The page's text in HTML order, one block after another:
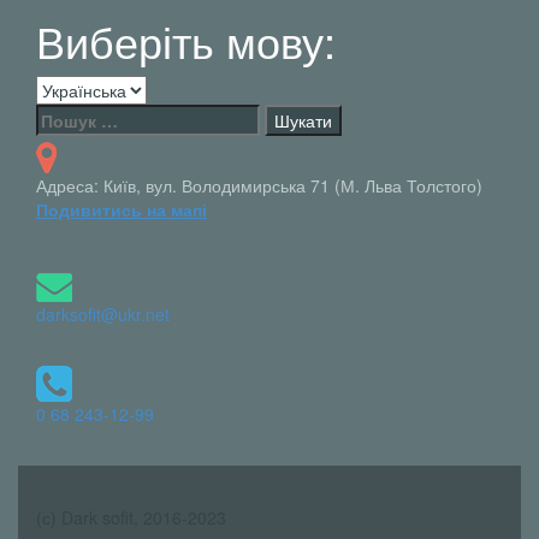
Виберіть мову:
Виберіть
мову:
Пошук:
Адреса: Київ, вул. Володимирська 71 (М. Льва Толстого)
Подивитись на мапі
darksofit@ukr.net
0 68 243-12-99